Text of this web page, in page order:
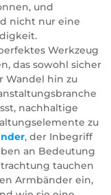
und
nicht nur eine
Werkzeug
das sowohl sicher
Wandel hin zu
nachhaltige
zu
, der Inbegriff
an Bedeutung
tauchen
Armbänder ein,